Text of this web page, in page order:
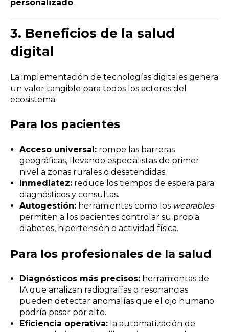
personalizado.
3. Beneficios de la salud
digital
La implementación de tecnologías digitales genera
un valor tangible para todos los actores del
ecosistema:
Para los pacientes
Acceso universal:rompe las barreras
geográficas, llevando especialistas de primer
nivel a zonas rurales o desatendidas.
Inmediatez:reduce los tiempos de espera para
diagnósticos y consultas.
Autogestión:herramientas como los wearables
permiten a los pacientes controlar su propia
diabetes, hipertensión o actividad física.
Para los profesionales de la salud
Diagnósticos más precisos:herramientas de
IA que analizan radiografías o resonancias
pueden detectar anomalías que el ojo humano
podría pasar por alto.
Eficiencia operativa:la automatización de